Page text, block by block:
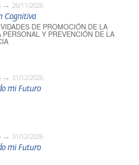
26/11/2026
Cognitiva
DE PROMOCIÓN DE LA
PERSONAL Y PREVENCIÓN DE LA
31/12/2026
mi Futuro
31/12/2026
mi Futuro